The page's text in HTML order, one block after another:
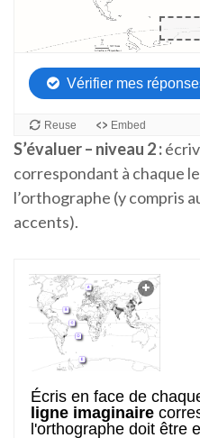
S’évaluer – niveau 2 :
correspondant à chaque
l’orthographe (y compris
accents).